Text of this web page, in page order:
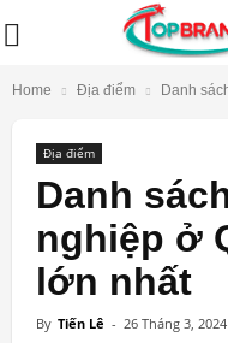
Home Địa điểm Danh
Địa điểm
Danh
nghiệp ở
lớn nhất
By Tiến Lê - 26 Tháng 3, 2024